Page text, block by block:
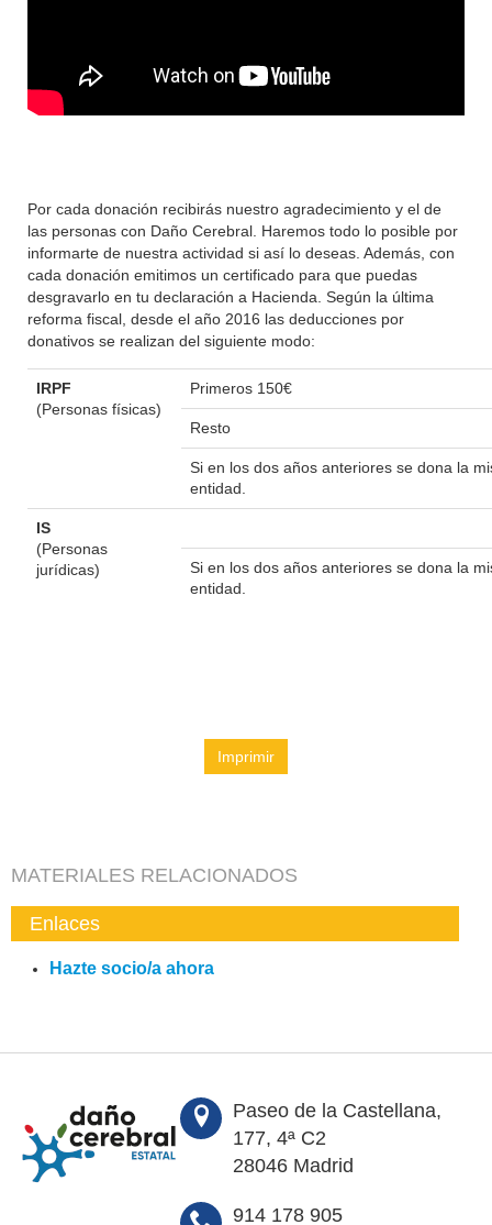
Por cada donación recibirás nuestro agradecimiento y el de
las personas con Daño Cerebral. Haremos todo lo posible por
informarte de nuestra actividad si así lo deseas. Además, con
cada donación emitimos un certificado para que puedas
desgravarlo en tu declaración a Hacienda. Según la última
reforma fiscal, desde el año 2016 las deducciones por
donativos se realizan del siguiente modo:
IRPF
(Personas físicas)
Primeros 150€
Resto
Si en los dos años anteriores se dona la
entidad.
IS
(Personas
jurídicas)
Si en los dos años anteriores se dona la
entidad.
Imprimir
MATERIALES RELACIONADOS
Enlaces
Hazte socio/a ahora
Paseo de la Castellana,
177, 4ª C2
28046 Madrid
914 178 905